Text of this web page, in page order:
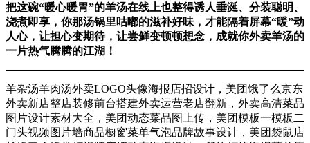
把这碗“暖心暖胃”的羊汤在线上也整得诱人垂涎、分装聪明、
浇煮即享，你那汤锅里咕嘟的滋补好味，才能隔着屏幕“暖”动
人心，让担心变期待，让尝鲜变顿顿想念，成就你外卖羊汤的
一片热气腾腾的江湖！​
羊杂汤羊肉汤外卖LOGO头像海报店招设计，美团饿了么京东
外卖新店整店装修前台搭建外卖运营老店翻新，外卖高清菜品
图片设计素材大全，美团动态菜品图上传，美团模板一模板二
门头视频图片墙商品橱窗菜单气泡品牌故事设计，美团袋鼠店